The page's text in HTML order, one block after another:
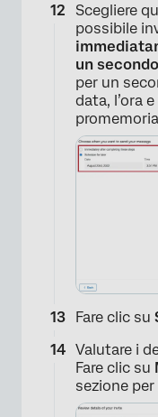
Scegliere
possibile
un
per un
data, l’ora
Fare clic su
Valutare i
Fare clic su
sezione